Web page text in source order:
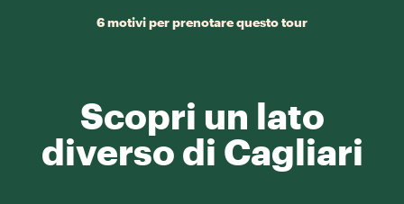
6 motivi per prenotare questo tour
Scopri un lato
diverso di Cagliari